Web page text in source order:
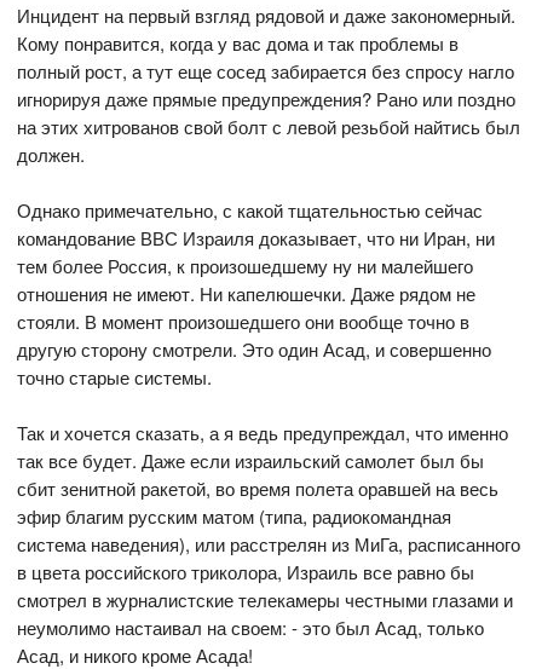
Инцидент на первый взгляд рядовой и даже закономерный.
Кому понравится, когда у вас дома и так проблемы в
полный рост, а тут еще сосед забирается без спросу нагло
игнорируя даже прямые предупреждения? Рано или поздно
на этих хитрованов свой болт с левой резьбой найтись был
должен.
Однако примечательно, с какой тщательностью сейчас
командование ВВС Израиля доказывает, что ни Иран, ни
тем более Россия, к произошедшему ну ни малейшего
отношения не имеют. Ни капелюшечки. Даже рядом не
стояли. В момент произошедшего они вообще точно в
другую сторону смотрели. Это один Асад, и совершенно
точно старые системы.
Так и хочется сказать, а я ведь предупреждал, что именно
так все будет. Даже если израильский самолет был бы
сбит зенитной ракетой, во время полета оравшей на весь
эфир благим русским матом (типа, радиокомандная
система наведения), или расстрелян из МиГа, расписанного
в цвета российского триколора, Израиль все равно бы
смотрел в журналистские телекамеры честными глазами и
неумолимо настаивал на своем: - это был Асад, только
Асад, и никого кроме Асада!